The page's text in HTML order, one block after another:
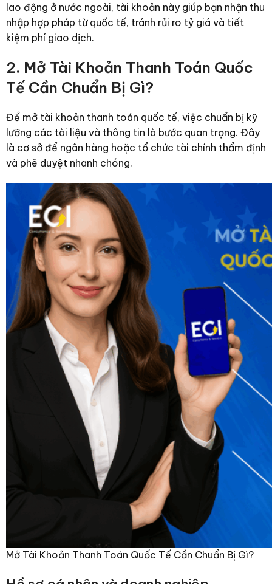
lao động ở nước ngoài, tài khoản này giúp bạn nhận thu
nhập hợp pháp từ quốc tế, tránh rủi ro tỷ giá và tiết
kiệm phí giao dịch.
2. Mở Tài Khoản Thanh Toán Quốc
Tế Cần Chuẩn Bị Gì?
Để mở tài khoản thanh toán quốc tế, việc chuẩn bị kỹ
lưỡng các tài liệu và thông tin là bước quan trọng. Đây
là cơ sở để ngân hàng hoặc tổ chức tài chính thẩm định
và phê duyệt nhanh chóng.
Mở Tài Khoản Thanh Toán Quốc Tế Cần Chuẩn Bị Gì?